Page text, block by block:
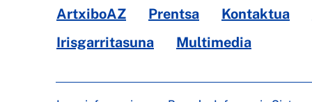
ArtxiboAZ Prentsa Kontaktua
Irisgarritasuna
Multimedia